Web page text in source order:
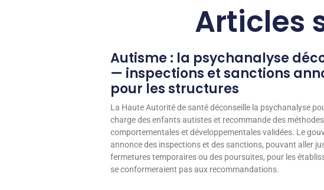
Articles
Autisme : la psychanalyse
— inspections et sanctions
pour les structures
La Haute Autorité de santé déconseille la psychanalyse
charge des enfants autistes et recommande des méthodes
comportementales et développementales validées. Le
annonce des inspections et des sanctions, pouvant aller
fermetures temporaires ou des poursuites, pour les
se conformeraient pas aux recommandations.